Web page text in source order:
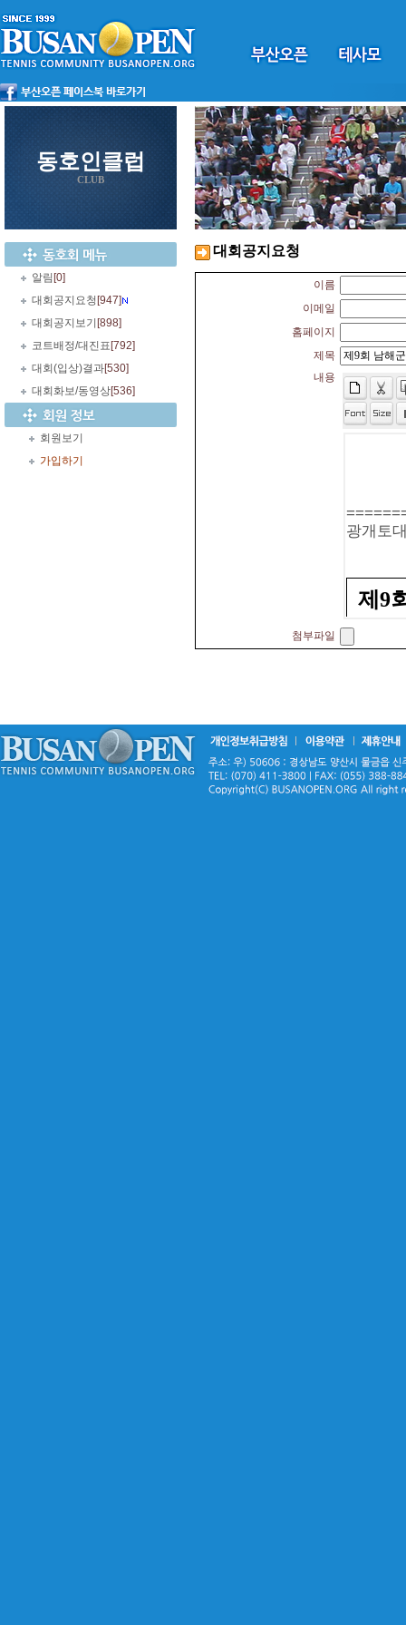
동호인클럽
CLUB
알림 [0]
대회공지요청 [947]
대회공지보기 [898]
코트배정/대진표 [792]
대회(입상)결과[530]
대회화보/동영상[536]
회원보기
가입하기
대회공지요청
이름
이메일
홈페이지
제목
내용
첨부파일